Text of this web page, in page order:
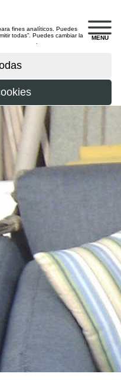
MENU
fines analíticos. Puedes
todas”. Puedes cambiar la